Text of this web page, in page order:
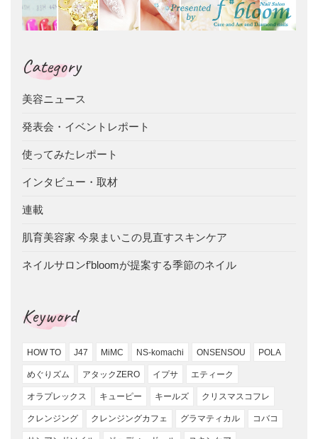
Category
美容ニュース
発表会・イベントレポート
使ってみたレポート
インタビュー・取材
連載
肌育美容家 今泉まいこの見直すスキンケア
ネイルサロンf’bloomが提案する季節のネイル
Keyword
HOW TO J47 MiMC NS-komachi ONSENSOU POLA
めぐりズム アタックZERO イプサ エティーク
オラプレックス キューピー キールズ クリスマスコフレ
クレンジング クレンジングカフェ グラマティカル コバコ